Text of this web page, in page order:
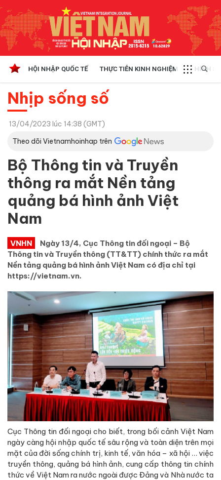
HỘI NHẬP QUỐC TẾ THỰC TIỄN KINH NGHIỆM CHÍNH
Nhịp sống số
13/04/2023 lúc 14:38 (GMT)
Theo dõi Vietnamhoinhap trên
Bộ Thông tin và Truyền
thông ra mắt Nền tảng
quảng bá hình ảnh Việt
Nam
VNHN
Ngày 13/4, Cục Thông tin đối ngoại – Bộ
Thông tin và Truyền thông (TT&TT) chính thức ra mắt
Nền tảng quảng bá hình ảnh Việt Nam có địa chỉ tại
https://vietnam.vn.
Cục Thông tin đối ngoại cho biết, trong bối cảnh Việt Nam
ngày càng hội nhập quốc tế sâu rộng và toàn diện trên mọi
mặt của đời sống chính trị, kinh tế, văn hóa – xã hội … việc
truyền thông, quảng bá hình ảnh, cung cấp thông tin chính
thức về Việt Nam ra nước ngoài được Đảng và Nhà nước ta